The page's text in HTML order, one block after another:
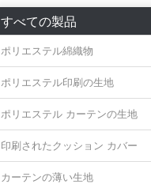
すべての製品
ポリエステル綿織物
ポリエステル印刷の生地
ポリエステル カーテンの生地
印刷されたクッション カバー
カーテンの薄い生地